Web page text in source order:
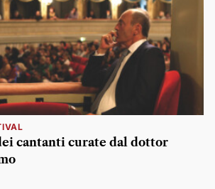
cantanti curate dal dottor